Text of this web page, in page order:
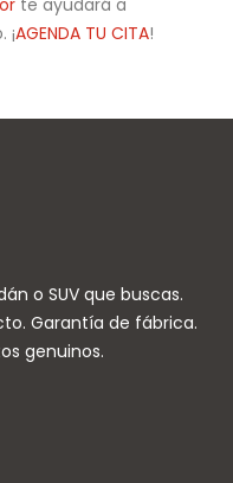
te ayudará a
¡AGENDA TU CITA!
o SUV que buscas.
Garantía de fábrica.
genuinos.